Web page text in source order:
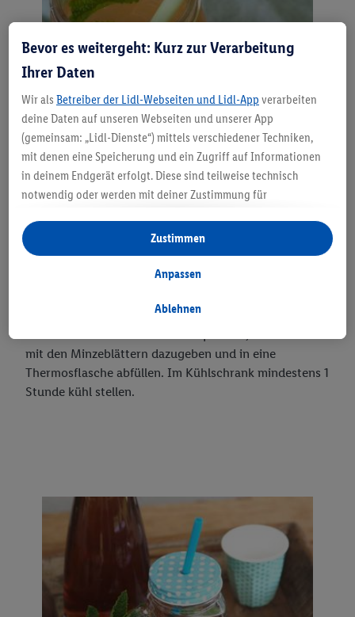
Selbstgemachter Eistee
1 Liter Wasser
Haustee, Bergkräutertee oder Kräutertee
Einige frische Pfefferminzblätter (Alternativ: 1
lassen. Den Honig dazugeben, gut umrühren und
mit den Minzeblättern dazugeben und in eine
Thermosflasche abfüllen. Im Kühlschrank mindestens 1
Stunde kühl stellen.
Bevor es weitergeht: Kurz zur Verarbeitung
Ihrer Daten
Wir als Betreiber der Lidl-Webseiten und Lidl-App verarbeiten
deine Daten auf unseren Webseiten und unserer App
(gemeinsam: „Lidl-Dienste“) mittels verschiedener Techniken,
mit denen eine Speicherung und ein Zugriff auf Informationen
in deinem Endgerät erfolgt. Diese sind teilweise technisch
notwendig oder werden mit deiner Zustimmung für
personalisierte Werbung innerhalb und außerhalb der Lidl-
Dienste verwendet. Sofern du Teilnehmer des Lidl Plus-
Programms bist, werden für diese Zwecke auch Daten aus
Unter „Anpassen“ kannst du einzelne Verwendungszwecke
finden.
Durch einen Klick auf „Ablehnen“ kannst du nur den Einsatz
notwendiger Techniken zulassen. Durch einen Klick auf
Die Impressen findest du hier.
Ablehnen
Anpassen
Zustimmen